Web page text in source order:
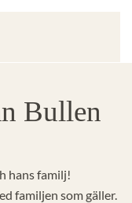
Bullen
hans familj!
familjen som gäller.